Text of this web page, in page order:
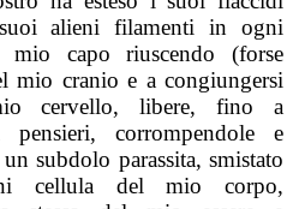
alieni filamenti in ogni
capo riuscendo (forse
mio cranio e a congiungersi
cervello, libere, fino a
pensieri, corrompendole e
subdolo parassita, smistato
cellula del mio corpo,